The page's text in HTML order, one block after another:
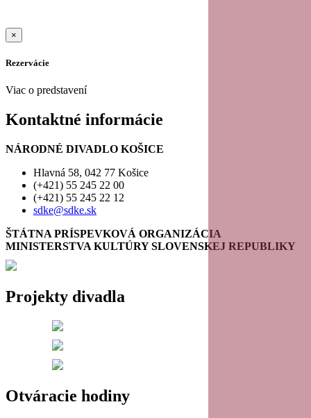
×
Rezervácie
Viac o predstavení
Kontaktné informácie
NÁRODNÉ DIVADLO KOŠICE
Hlavná 58, 042 77 Košice
(+421) 55 245 22 00
(+421) 55 245 22 12
sdke@sdke.sk
ŠTÁTNA PRÍSPEVKOVÁ ORGANIZÁCIA
MINISTERSTVA KULTÚRY SLOVENSKEJ REPUBLIKY
Projekty divadla
Otváracie hodiny